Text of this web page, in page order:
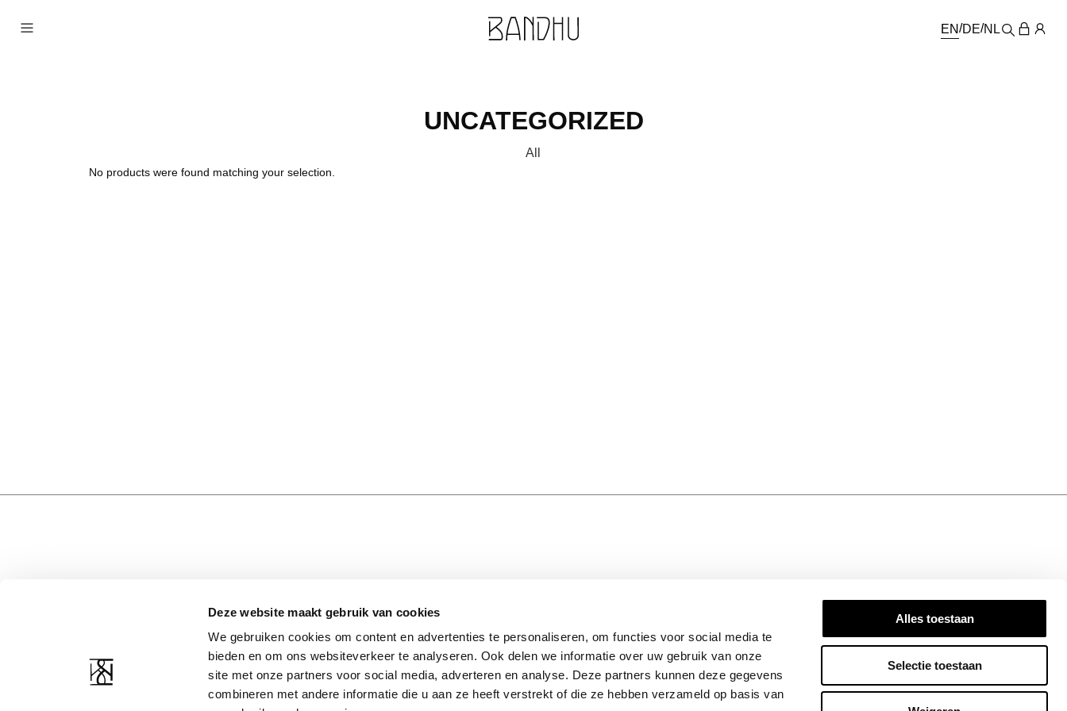
Deze website maakt gebruik van cookies
We gebruiken cookies om content en advertenties te personaliseren, om functies voor social media te
bieden en om ons websiteverkeer te analyseren. Ook delen we informatie over uw gebruik van onze
site met onze partners voor social media, adverteren en analyse. Deze partners kunnen deze gegevens
combineren met andere informatie die u aan ze heeft verstrekt of die ze hebben verzameld op basis van
Alles toestaan
Selectie toestaan
EN DE NL
UNCATEGORIZED
All
No products were found matching your selection.
Shipping and returns
COMPANY RESOURCES
About Us
Privacy statement
Terms and conditions
Facebook
Instagram
PAYMENT PARTNERS
Stay inspired! Subscribe to our newsletter for the
latest updates, exclusive insights, and stories that
matter. Join the Bandhu community today!
SIGN UP